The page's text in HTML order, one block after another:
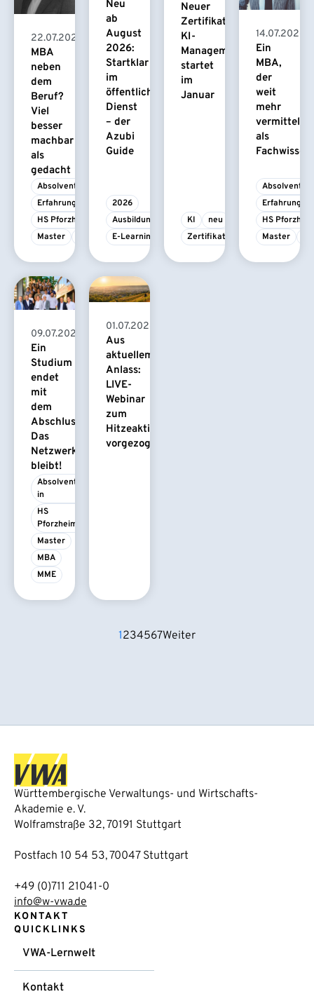
22.07.2026
MBA
neben
dem
Beruf?
Viel
besser
machbar
als
gedacht
Absolvent/-in
Erfahrungsbericht
HS Pforzheim
Master
Neu
ab
August
2026:
Startklar
im
öffentlichen
Dienst
– der
Azubi
Guide
2026
Ausbildung
E-Learning
Neuer
Zertifikatskurs
KI-
Management
startet
im
Januar
KI
neu
Zertifikatskurs
14.07.2026
Ein
MBA,
der
weit
mehr
vermittelt
als
Fachwissen
Absolvent/-
HS
Master
09.07.2026
Ein
Studium
endet
mit
dem
Abschluss.
Das
Netzwerk
bleibt!
Absolvent/-
in
HS
Pforzheim
Master
MBA
MME
01.07.2026
Aus
aktuellem
Anlass:
LIVE-
Webinar
zum
Hitzeaktionsplan
vorgezogen
1234567Weiter
Württembergische Verwaltungs- und Wirtschafts-
Akademie e. V.
Wolframstraße 32, 70191 Stuttgart
Postfach 10 54 53, 70047 Stuttgart
+49 (0)711 21041-0
info@w-vwa.de
KONTAKT
QUICKLINKS
VWA-Lernwelt
Kontakt